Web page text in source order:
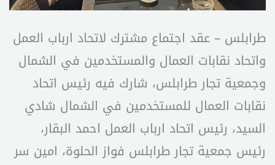
طرابلس – عقد اجتماع مشترك لاتحاد ارباب العمل
واتحاد نقابات العمال والمستخدمين في الشمال
وجمعية تجار طرابلس، شارك فيه رئيس اتحاد
نقابات العمال للمستخدمين في الشمال شادي
السيد، رئيس اتحاد ارباب العمل احمد البقار،
رئيس جمعية تجار طرابلس فواز الحلوة، امين سر